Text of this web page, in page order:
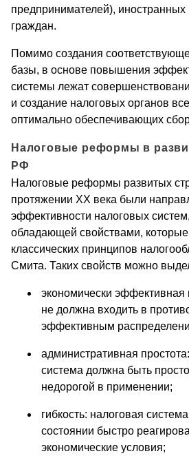
предпринимателей), иностранных
граждан.
Помимо создания
базы, в основе повышения
системы лежат
и создание налоговых органов
оптимально обеспечивающих
Налоговые реформы в
РФ
Налоговые реформы развитых
протяжении XX века были
эффективности налоговых
обладающей свойствами,
классических принципов
Смита. Таких свойств можно
экономически эффективная
не должна входить в
эффективным
административная
система должна быть
недорогой в применении;
гибкость: налоговая
состоянии быстро
экономические условия;